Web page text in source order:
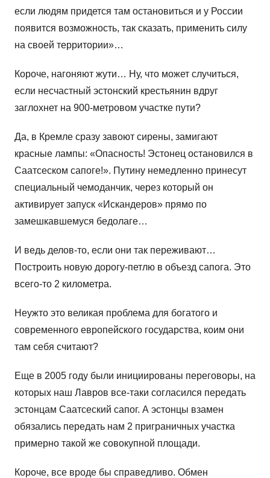
если людям придется там остановиться и у России
появится возможность, так сказать, применить силу
на своей территории»…
Короче, нагоняют жути… Ну, что может случиться,
если несчастный эстонский крестьянин вдруг
заглохнет на 900-метровом участке пути?
Да, в Кремле сразу завоют сирены, замигают
красные лампы: «Опасность! Эстонец остановился в
Саатсеском сапоге!». Путину немедленно принесут
специальный чемоданчик, через который он
активирует запуск «Искандеров» прямо по
замешкавшемуся бедолаге…
И ведь делов-то, если они так переживают…
Построить новую дорогу-петлю в объезд сапога. Это
всего-то 2 километра.
Неужто это великая проблема для богатого и
современного европейского государства, коим они
там себя считают?
Еще в 2005 году были инициированы переговоры, на
которых наш Лавров все-таки согласился передать
эстонцам Саатсеский сапог. А эстонцы взамен
обязались передать нам 2 приграничных участка
примерно такой же совокупной площади.
Короче, все вроде бы справедливо. Обмен